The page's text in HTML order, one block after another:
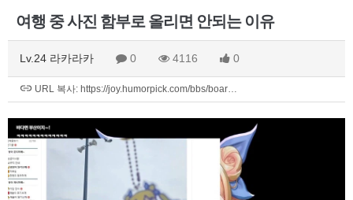
여행 중 사진 함부로 올리면 안되는 이유
Lv.24 라카라카 0 4116 0
URL 복사: https://joy.humorpick.com/bbs/boar…